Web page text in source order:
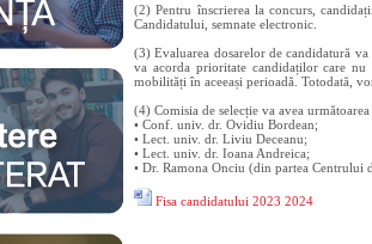
(2) Pentru înscrierea la concurs,
Candidatului, semnate electronic.
(3) Evaluarea dosarelor de candidatură
va acorda prioritate candidaților care
mobilități în aceeași perioadă. Totodată,
(4) Comisia de selecție va avea
• Conf. univ. dr. Ovidiu Bordean;
• Lect. univ. dr. Liviu Deceanu;
• Lect. univ. dr. Ioana Andreica;
• Dr. Ramona Onciu (din partea Centrului
Fisa candidatului 2023 2024